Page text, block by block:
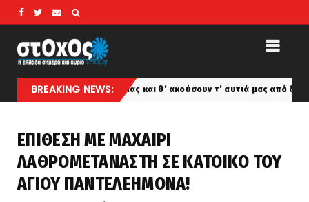
BREAKING NEWS:
μας και θ’ ακούσουν τ’ αυτιά μας από δω και πέρα!!…
ΕΠΙΘΕΣΗ ΜΕ ΜΑΧΑΙΡΙ
ΛΑΘΡΟΜΕΤΑΝΑΣΤΗ ΣΕ ΚΑΤΟΙΚΟ ΤΟΥ
ΑΓΙΟΥ ΠΑΝΤΕΛΕΗΜΟΝΑ!